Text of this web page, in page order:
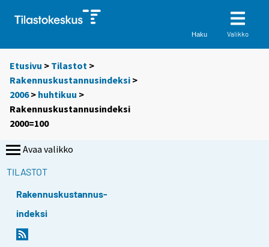
Haku Valikko
Etusivu > Tilastot >
Rakennuskustannusindeksi >
2006> huhtikuu >
Rakennuskustannusindeksi
2000=100
Avaa valikko
TILASTOT
Rakennuskustannus-
indeksi